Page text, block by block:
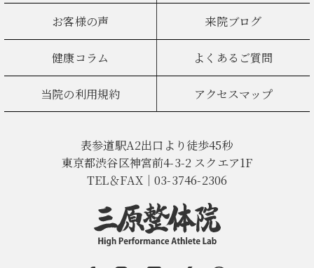
お客様の声 来院ブログ
健康コラム よくあるご質問
当院の利用規約 アクセスマップ
表参道駅A2出口より徒歩45秒
東京都渋谷区神宮前4-3-2 スクエア1F
TEL＆FAX｜03-3746-2306